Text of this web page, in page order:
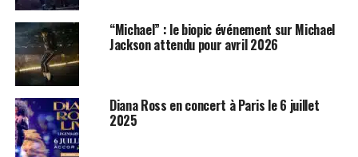
“Michael” : le biopic événement sur Michael
Jackson attendu pour avril 2026
Diana Ross en concert à Paris le 6 juillet
2025